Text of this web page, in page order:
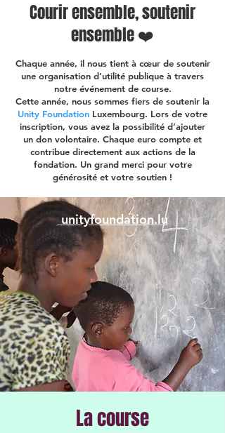
Courir ensemble, soutenir
ensemble ❤️
Chaque année, il nous tient à cœur de soutenir
une organisation d’utilité publique à travers
notre événement de course.
Cette année, nous sommes fiers de soutenir la
Unity Foundation Luxembourg. Lors de votre
inscription, vous avez la possibilité d’ajouter
un don volontaire. Chaque euro compte et
contribue directement aux actions de la
fondation. Un grand merci pour votre
générosité et votre soutien !
unityfoundation.lu
La course